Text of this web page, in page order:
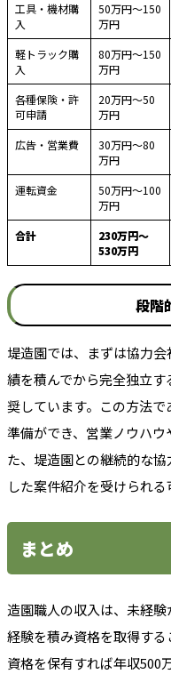
工具・機材購
入
50万円〜150
万円
軽トラック購
入
80万円〜150
万円
各種保険・許
可申請
20万円〜50
万円
広告・営業費
30万円〜80
万円
運転資金
50万円〜100
万円
合計
230万円〜
530万円
段階
堤造園では、まずは協力
績を積んでから完全独立
奨しています。この方法
準備ができ、営業ノウハ
た、堤造園との継続的な
した案件紹介を受けられる
まとめ
造園職人の収入は、未経験
経験を積み資格を取得す
資格を保有すれば年収500